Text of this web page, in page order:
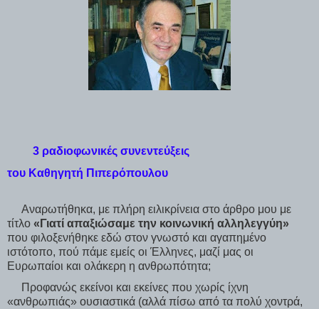
3 ραδιοφωνικές συνεντεύξεις
του Καθηγητή Πιπερόπουλου
Αναρωτήθηκα, με πλήρη ειλικρίνεια στο άρθρο μου με
τίτλο «Γιατί απαξιώσαμε την κοινωνική αλληλεγγύη»
που φιλοξενήθηκε εδώ στον γνωστό και αγαπημένο
ιστότοπο, πού πάμε εμείς οι Έλληνες, μαζί μας οι
Ευρωπαίοι και ολάκερη η ανθρωπότητα;
Προφανώς εκείνοι και εκείνες που χωρίς ίχνη
«ανθρωπιάς» ουσιαστικά (αλλά πίσω από τα πολύ χοντρά,